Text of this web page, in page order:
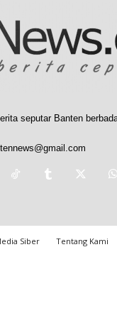
seputar Banten
Siber Tentang Kami